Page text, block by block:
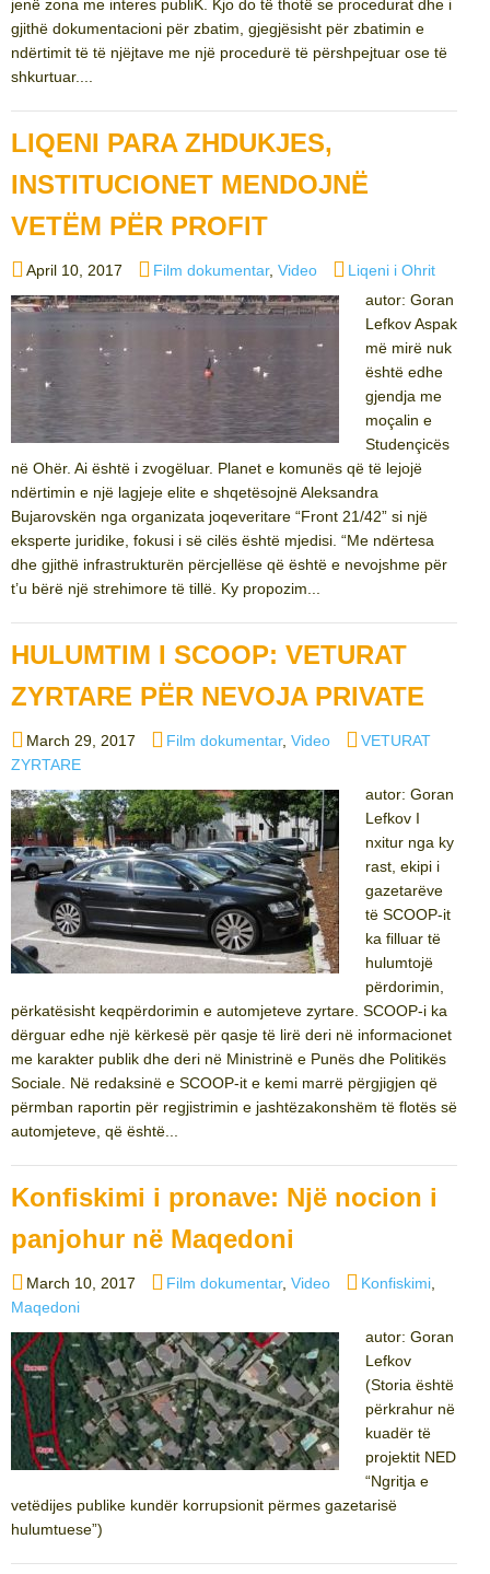
jenë zona me interes publiK. Kjo do të thotë se procedurat dhe i
gjithë dokumentacioni për zbatim, gjegjësisht për zbatimin e
ndërtimit të të njëjtave me një procedurë të përshpejtuar ose të
shkurtuar....
LIQENI PARA ZHDUKJES,
INSTITUCIONET MENDOJNË
VETËM PËR PROFIT
Posted
on
April 10, 2017 Categories
Film dokumentar, Video Tags
Liqeni i Ohrit
autor: Goran
Lefkov Aspak
më mirë nuk
është edhe
gjendja me
moçalin e
Studençicës
në Ohër. Ai është i zvogëluar. Planet e komunës që të lejojë
ndërtimin e një lagjeje elite e shqetësojnë Aleksandra
Bujarovskën nga organizata joqeveritare “Front 21/42” si një
eksperte juridike, fokusi i së cilës është mjedisi. “Me ndërtesa
dhe gjithë infrastrukturën përcjellëse që është e nevojshme për
t’u bërë një strehimore të tillë. Ky propozim...
HULUMTIM I SCOOP: VETURAT
ZYRTARE PËR NEVOJA PRIVATE
Posted
on
March 29, 2017 Categories
Film dokumentar, Video Tags
VETURAT
ZYRTARE
autor: Goran
Lefkov I
nxitur nga ky
rast, ekipi i
gazetarëve
të SCOOP-it
ka filluar të
hulumtojë
përdorimin,
përkatësisht keqpërdorimin e automjeteve zyrtare. SCOOP-i ka
dërguar edhe një kërkesë për qasje të lirë deri në informacionet
me karakter publik dhe deri në Ministrinë e Punës dhe Politikës
Sociale. Në redaksinë e SCOOP-it e kemi marrë përgjigjen që
përmban raportin për regjistrimin e jashtëzakonshëm të flotës së
automjeteve, që është...
Konfiskimi i pronave: Një nocion i
panjohur në Maqedoni
Posted
on
March 10, 2017 Categories
Film dokumentar, Video Tags
Konfiskimi
Maqedoni
autor: Goran
Lefkov
(Storia është
përkrahur në
kuadër të
projektit NED
“Ngritja e
vetëdijes publike kundër korrupsionit përmes gazetarisë
hulumtuese”)